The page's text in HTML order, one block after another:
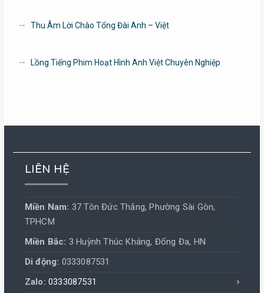
Thu Âm Lời Chào Tổng Đài Anh – Việt
Lồng Tiếng Phim Hoạt Hình Anh Việt Chuyên Nghiệp
LIÊN HỆ
Miền Nam: 37 Tôn Đức Thắng, Phường Sài Gòn,
TPHCM
Miền Bắc: 3 Huỳnh Thúc Kháng, Đống Đa, HN
Di động: 0333087531
Zalo: 0333087531